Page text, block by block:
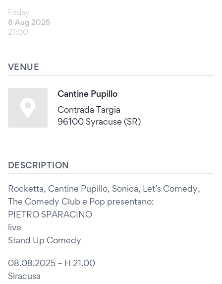
Friday
8 Aug 2025
21:00
VENUE
Cantine Pupillo
Contrada Targia
96100 Syracuse (SR)
DESCRIPTION
Rocketta, Cantine Pupillo, Sonica, Let’s Comedy,
The Comedy Club e Pop presentano:
PIETRO SPARACINO
live
Stand Up Comedy
08.08.2025 – H 21.00
Siracusa